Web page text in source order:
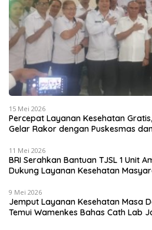
15 Mei 2026
Percepat Layanan Kesehatan
Gelar Rakor dengan Puskesmas
11 Mei 2026
BRI Serahkan Bantuan TJSL 1 Unit
Dukung Layanan Kesehatan
9 Mei 2026
Jemput Layanan Kesehatan Masa
Temui Wamenkes Bahas Cath Lab